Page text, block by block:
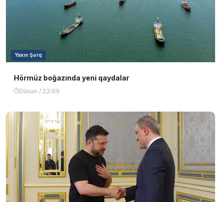
Yaxın Şərq
Hörmüz boğazında yeni qaydalar
Dünən / 22:09